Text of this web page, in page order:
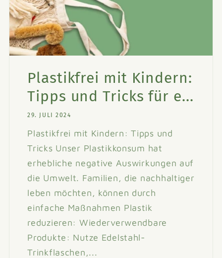
Plastikfrei mit Kindern:
Tipps und Tricks für e...
29. JULI 2024
Plastikfrei mit Kindern: Tipps und
Tricks Unser Plastikkonsum hat
erhebliche negative Auswirkungen auf
die Umwelt. Familien, die nachhaltiger
leben möchten, können durch
einfache Maßnahmen Plastik
reduzieren: Wiederverwendbare
Produkte: Nutze Edelstahl-
Trinkflaschen,...